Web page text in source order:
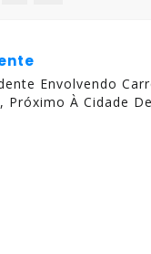
Envolvendo
Próximo À Cidade De